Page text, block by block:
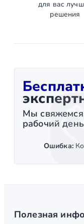
для вас
решения
Мы
рабочий день
Ошибка:
Полезная